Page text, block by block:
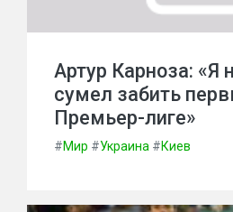
Артур Карноза: «Я
сумел забить
Премьер-лиге»
#Мир #Украина #Киев